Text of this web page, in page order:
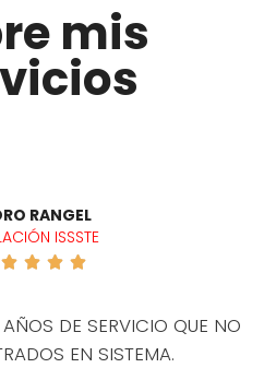
mis
RANGEL
ISSSTE
   
DE SERVICIO QUE NO
EN SISTEMA.